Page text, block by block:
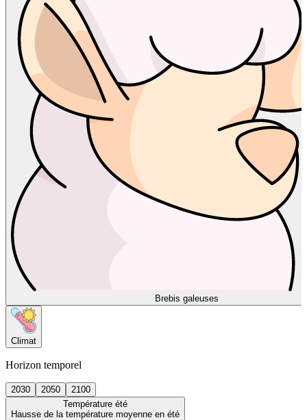
Brebis galeuses
Climat
Horizon temporel
2030 2050
2100
Température été
Hausse de la température moyenne en été